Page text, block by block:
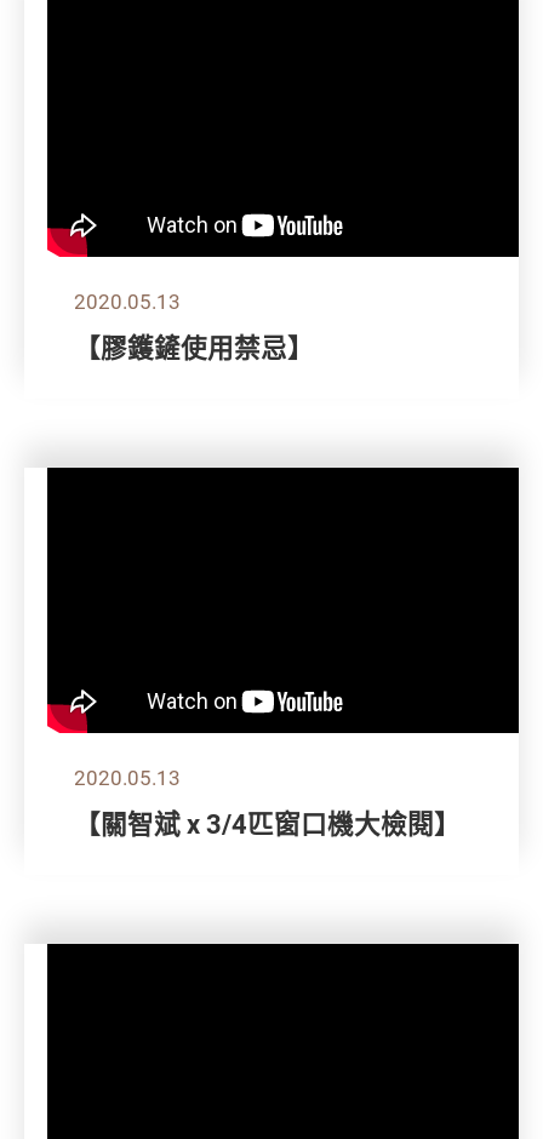
2020.05.13
【膠鑊鏟使用禁忌】
2020.05.13
【關智斌 x 3/4匹窗口機大檢閱】